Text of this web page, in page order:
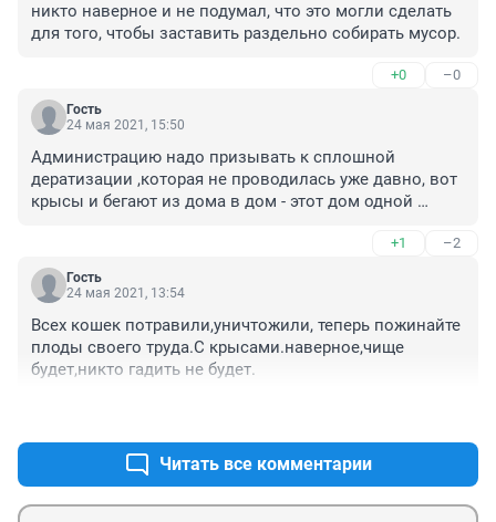
никто наверное и не подумал, что это могли сделать
для того, чтобы заставить раздельно собирать мусор.
+0 –0
Гость
24 мая 2021, 15:50
Администрацию надо призывать к сплошной
дератизации ,которая не проводилась уже давно, вот
крысы и бегают из дома в дом - этот дом одной
разными компаниями на дератизацию. Заварка
мусоропроводов здесь ни при чем, не надо
выворачивать. Десятки домов заварили их и не
жильцам, подкармливающих "кошечек", создающих
дополнительную кормовую базу для грызунов
+1 –2
Гость
24 мая 2021, 13:54
Всех кошек потравили,уничтожили, теперь пожинайте
плоды своего труда.С крысами.наверное,чище
будет,никто гадить не будет.
Читать все комментарии